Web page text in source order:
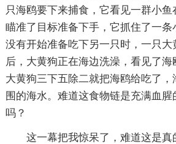
只海鸥要下来捕食，它看见一群小
瞄准了目标准备下手，它抓住了一
没有开始准备吃下另一只时，一只
后，大黄狗正在海边洗澡，看见了海
大黄狗三下五除二就把海鸥给吃了，
围的海水。难道这食物链是充满血
吗？
这一幕把我惊呆了，难道这是